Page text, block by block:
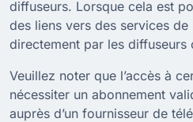
diffuseurs. Lorsque cela est
des liens vers des services
directement par les diffuseurs
Veuillez noter que l’accès à
nécessiter un abonnement
auprès d’un fournisseur de